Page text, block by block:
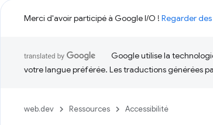
Merci d'avoir participé à Google I/O ! Regarder
Google utilise la
votre langue préférée. Les traductions générées
web.dev Ressources Accessibilité